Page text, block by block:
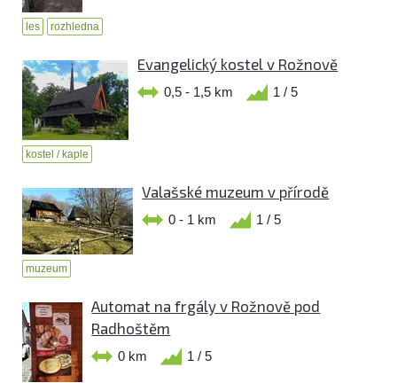
les rozhledna
Evangelický kostel v Rožnově
0,5 - 1,5 km 1 / 5
kostel / kaple
Valašské muzeum v přírodě
0 - 1 km 1 / 5
muzeum
Automat na frgály v Rožnově pod
Radhoštěm
0 km 1 / 5